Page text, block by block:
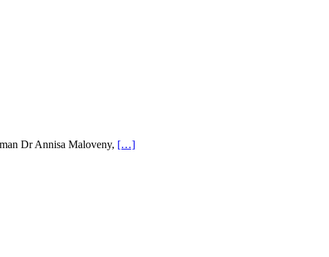
Dr Annisa Maloveny, […]